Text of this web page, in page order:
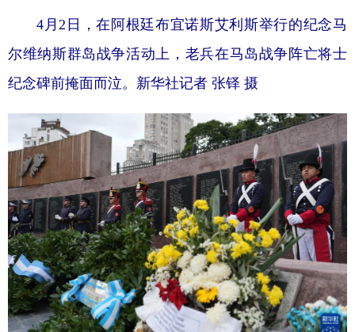
4月2日，在阿根廷布宜诺斯艾利斯举行的纪念马
尔维纳斯群岛战争活动上，老兵在马岛战争阵亡将士
纪念碑前掩面而泣。新华社记者 张铎 摄